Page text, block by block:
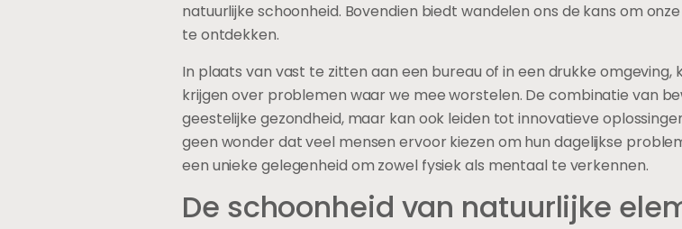
natuurlijke schoonheid. Bovendien biedt wandelen ons de kans om
te ontdekken.
In plaats van vast te zitten aan een bureau of in een drukke
krijgen over problemen waar we mee worstelen. De combinatie van
geestelijke gezondheid, maar kan ook leiden tot innovatieve
geen wonder dat veel mensen ervoor kiezen om hun dagelijkse
een unieke gelegenheid om zowel fysiek als mentaal te verkennen.
De schoonheid van natuurlijke